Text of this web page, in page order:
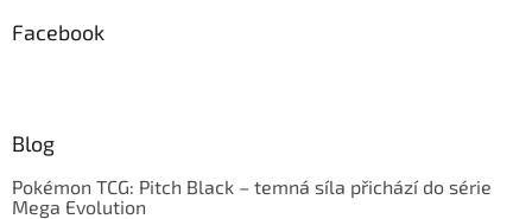
Facebook
Blog
Pokémon TCG: Pitch Black – temná síla přichází do série
Mega Evolution